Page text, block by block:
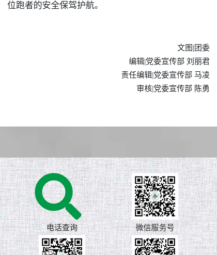
位跑者的安全保驾护航。
文图|团委
编辑|党委宣传部 刘丽君
责任编辑|党委宣传部 马凌
审核|党委宣传部 陈勇
电话查询 微信服务号